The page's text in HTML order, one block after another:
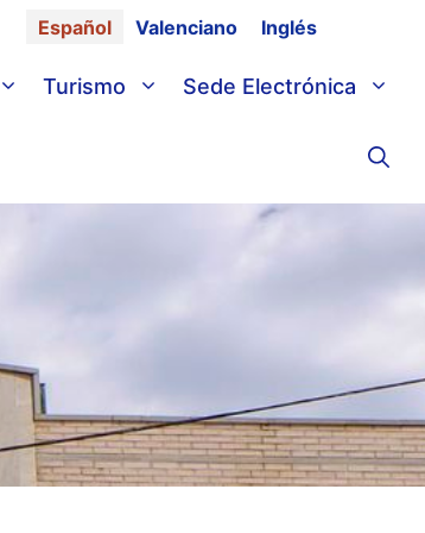
Español Valenciano Inglés
Turismo Sede Electrónica